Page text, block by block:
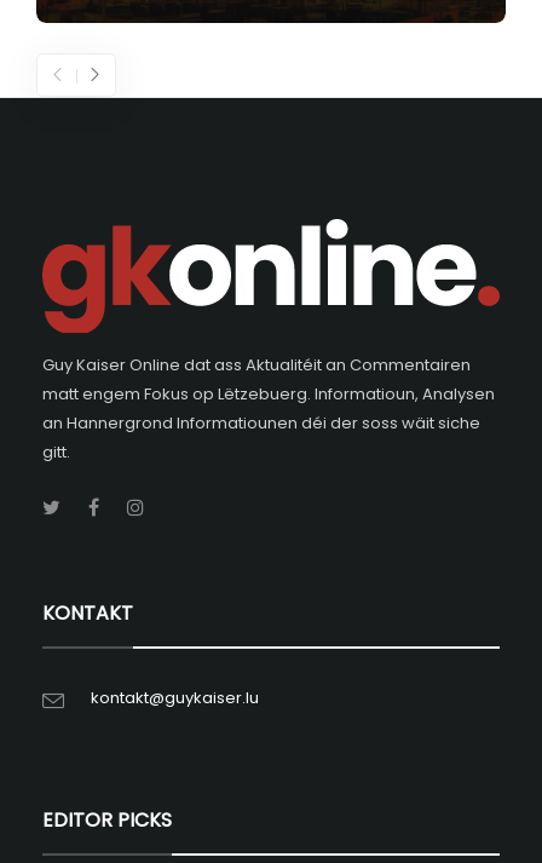
Guy Kaiser Online dat ass Aktualitéit an Commentairen
matt engem Fokus op Lëtzebuerg. Informatioun, Analysen
an Hannergrond Informatiounen déi der soss wäit siche
gitt.
KONTAKT
kontakt@guykaiser.lu
EDITOR PICKS